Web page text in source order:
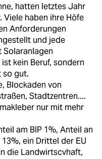
hatten letztes Jahr
Viele haben ihre Höfe
Anforderungen
und jede
Solaranlagen
kein Beruf, sondern
so gut.
Blockaden von
Stadtzentren....
nur mit mehr
am BIP 1%, Anteil an
ein Drittel der EU
die Landwirtscvhaft,